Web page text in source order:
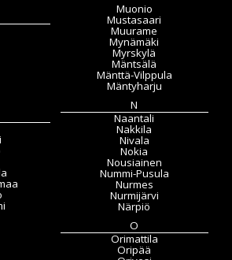
Muonio
Mustasaari
Muurame
Mynämäki
Myrskylä
Mäntsälä
Mänttä-Vilppula
Mäntyharju
N
Naantali
Nakkila
Nivala
Nokia
Nousiainen
Nummi-Pusula
Nurmes
Nurmijärvi
Närpiö
O
Orimattila
Oripää